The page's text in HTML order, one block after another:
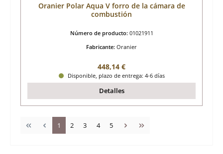
Oranier Polar Aqua V forro de la cámara de
combustión
Número de producto: 01021911
Fabricante: Oranier
Precio normal:
448,14 €
Disponible, plazo de entrega: 4-6 días
Detalles
Página
1 Página
2 Página
3 Página
4 Página
5